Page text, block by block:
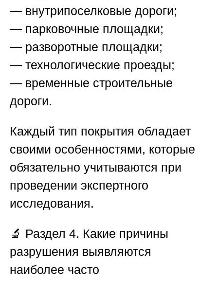
— внутрипоселковые дороги;
— парковочные площадки;
— разворотные площадки;
— технологические проезды;
— временные строительные
дороги.
Каждый тип покрытия обладает
своими особенностями, которые
обязательно учитываются при
проведении экспертного
исследования.
🔬 Раздел 4. Какие причины
разрушения выявляются
наиболее часто